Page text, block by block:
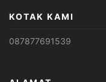
KOTAK KAMI
087877691539